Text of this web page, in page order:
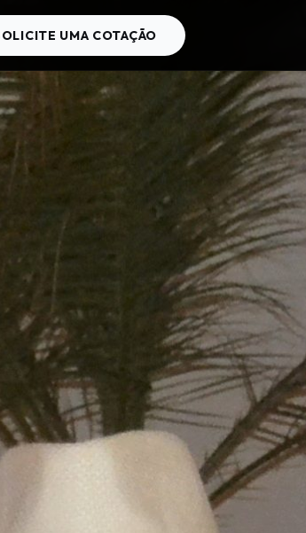
UMA COTAÇÃO